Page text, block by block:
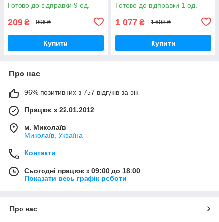
Готово до відправки 9 од.
209 ₴ 996 ₴
Купити
Готово до відправки 1 од.
1 077 ₴ 1 608 ₴
Купити
Про нас
96% позитивних з 757 відгуків за рік
Працює з 22.01.2012
м. Миколаїв
Миколаїв, Україна
Контакти
Сьогодні працює з 09:00 до 18:00
Показати весь графік роботи
Про нас